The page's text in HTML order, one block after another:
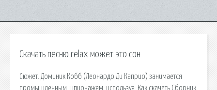
Скачать песню relax может это сон
Сюжет. Доминик Кобб (Леонардо Ди Каприо) занимается
промышленным шпионажем, используя. Как скачать Сборник